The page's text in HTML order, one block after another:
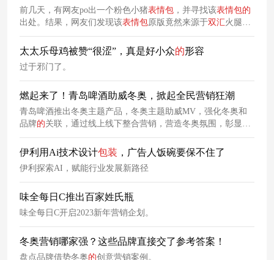
前几天，有网友po出一个粉色小猪表情包 ，并寻找该表情包的
出处。结果，网友们发现该表情包原版竟然来源于双汇火腿肠
的包装？！这个七分离谱中又透着三分合理的出处，让双汇爆
火出圈了一波，相关帖子甚至获得了13.2万的高赞。
太太乐母鸡被赞“很涩”，真是好小众的形容
过于邪门了。
燃起来了！青岛啤酒助威冬奥，掀起全民营销狂潮
青岛啤酒推出冬奥主题产品，冬奥主题助威MV，强化冬奥和
品牌的关联，通过线上线下整合营销，营造冬奥氛围，彰显出
品牌的责任感与使命感。
伊利用Ai技术设计包装 ，广告人饭碗要保不住了
伊利探索AI，赋能行业发展新路径
味全每日C推出百家姓氏瓶
味全每日C开启2023新年营销企划。
冬奥营销哪家强？这些品牌直接交了参考答案！
盘点品牌借势冬奥的创意营销案例。